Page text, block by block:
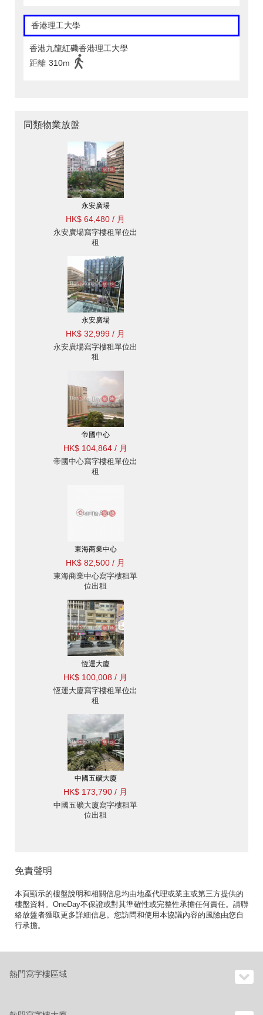
香港理工大學
香港九龍紅磡香港理工大學
距離 310m
同類物業放盤
永安廣場
HK$ 64,480 / 月
永安廣場寫字樓租單位出
租
永安廣場
HK$ 32,999 / 月
永安廣場寫字樓租單位出
租
帝國中心
HK$ 104,864 / 月
帝國中心寫字樓租單位出
租
東海商業中心
HK$ 82,500 / 月
東海商業中心寫字樓租單
位出租
恆運大廈
HK$ 100,008 / 月
恆運大廈寫字樓租單位出
租
中國五礦大廈
HK$ 173,790 / 月
中國五礦大廈寫字樓租單
位出租
免責聲明
本頁顯示的樓盤說明和相關信息均由地產代理或業主或第三方提供的
樓盤資料。OneDay不保證或對其準確性或完整性承擔任何責任。請聯
絡放盤者獲取更多詳細信息。您訪問和使用本協議內容的風險由您自
行承擔。
熱門寫字樓區域